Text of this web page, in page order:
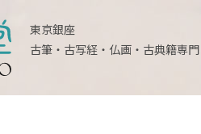
東京銀座
古筆・古写経・仏画・古典籍専門